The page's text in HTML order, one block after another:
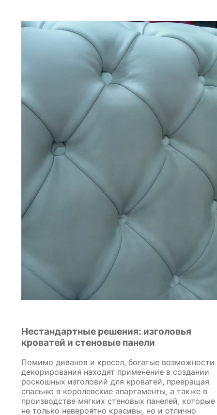
Нестандартные решения: изголовья
кроватей и стеновые панели
Помимо диванов и кресел, богатые возможности
декорирования находят применение в создании
роскошных изголовий для кроватей, превращая
спальню в королевские апартаменты, а также в
производстве мягких стеновых панелей, которые
не только невероятно красивы, но и отлично